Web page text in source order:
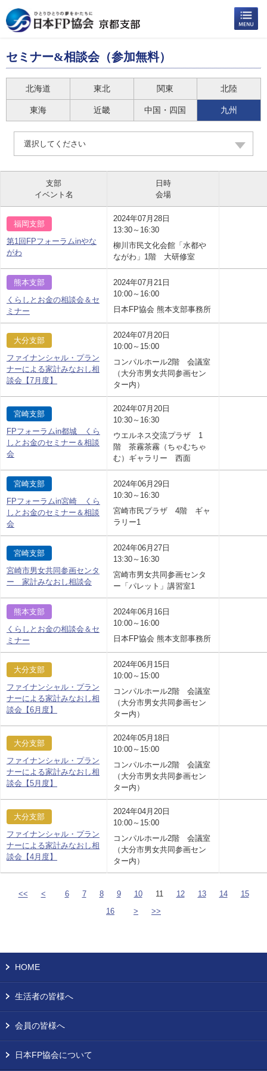
セミナー&相談会（参加無料）
北海道 東北 関東 北陸
東海 近畿 中国・四国 九州
選択してください
支部
イベント名
日時
会場
福岡支部
第1回FPフォーラムinやな
がわ
2024年07月28日
13:30～16:30
柳川市民文化会館「水都や
ながわ」1階 大研修室
熊本支部
くらしとお金の相談会＆セ
ミナー
2024年07月21日
10:00～16:00
日本FP協会 熊本支部事務所
大分支部
ファイナンシャル・プラン
ナーによる家計みなおし相
談会【7月度】
2024年07月20日
10:00～15:00
コンパルホール2階 会議室
（大分市男女共同参画セン
ター内）
宮崎支部
FPフォーラムin都城 くら
しとお金のセミナー＆相談
会
2024年07月20日
10:30～16:30
ウエルネス交流プラザ 1
階 茶霧茶霧（ちゃむちゃ
む）ギャラリー 西面
宮崎支部
FPフォーラムin宮崎 くら
しとお金のセミナー＆相談
会
2024年06月29日
10:30～16:30
宮崎市民プラザ 4階 ギャ
ラリー1
宮崎支部
宮崎市男女共同参画センタ
ー 家計みなおし相談会
2024年06月27日
13:30～16:30
宮崎市男女共同参画センタ
ー「パレット」講習室1
熊本支部
くらしとお金の相談会＆セ
ミナー
2024年06月16日
10:00～16:00
日本FP協会 熊本支部事務所
大分支部
ファイナンシャル・プラン
ナーによる家計みなおし相
談会【6月度】
2024年06月15日
10:00～15:00
コンパルホール2階 会議室
（大分市男女共同参画セン
ター内）
大分支部
ファイナンシャル・プラン
ナーによる家計みなおし相
談会【5月度】
2024年05月18日
10:00～15:00
コンパルホール2階 会議室
（大分市男女共同参画セン
ター内）
大分支部
ファイナンシャル・プラン
ナーによる家計みなおし相
談会【4月度】
2024年04月20日
10:00～15:00
コンパルホール2階 会議室
（大分市男女共同参画セン
ター内）
<< < 6 7 8 9 10 11 12 13 14
15
16
> >>
HOME
生活者の皆様へ
会員の皆様へ
日本FP協会について